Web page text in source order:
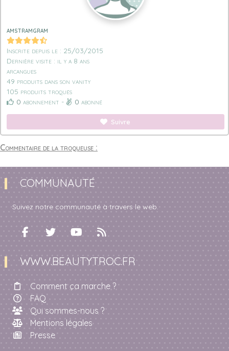
amstramgram
Inscrite depuis le : 25/03/2015
Dernière visite : il y a 8 ans
arcangues
49 produits dans son vanity
105 produits troqués
0 abonnement - 0 abonné
Suivre
Commentaire de la troqueuse :
COMMUNAUTÉ
Suivez notre communauté à travers le web.
WWW.BEAUTYTROC.FR
Comment ça marche ?
FAQ
Qui sommes-nous ?
Mentions légales
Presse